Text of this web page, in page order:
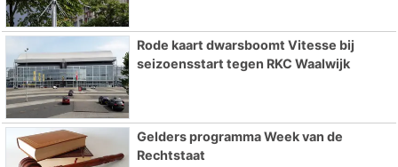
Rode kaart dwarsboomt Vitesse bij
seizoensstart tegen RKC Waalwijk
Gelders programma Week van de
Rechtstaat